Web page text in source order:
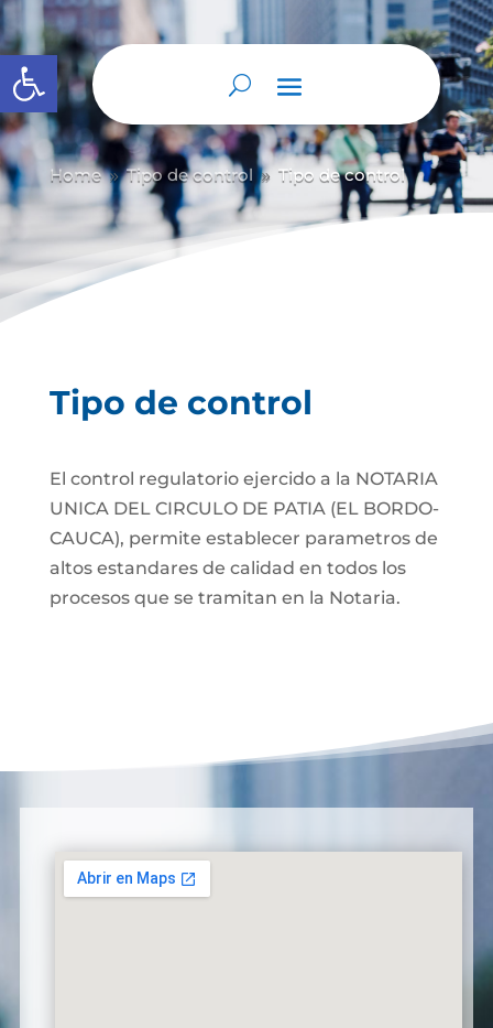
Abrir barra de herramientas
Home 9 Tipo de control 9 Tipo de control
Tipo de control
El control regulatorio ejercido a la NOTARIA
UNICA DEL CIRCULO DE PATIA (EL BORDO-
CAUCA), permite establecer parametros de
altos estandares de calidad en todos los
procesos que se tramitan en la Notaria.